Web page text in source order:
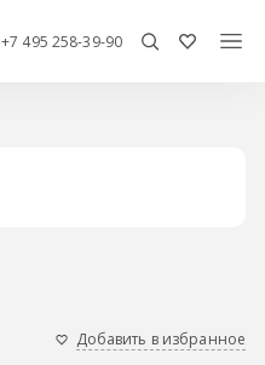
+7 495 258-39-90
Добавить в избранное